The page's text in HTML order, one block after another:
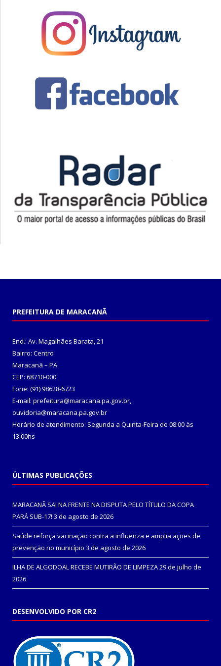
PREFEITURA DE MARACANÃ
End.: Av. Magalhães Barata, 21
Bairro: Centro
Maracanã – PA
CEP: 68710-000
Fone: (91) 98628-6723
E-mail: prefeitura@maracana.pa.gov.br,
ouvidoria@maracana.pa.gov.br
Horário de atendimento: Segunda a Quinta-Feira de 08:00 às
13:00hs
ÚLTIMAS PUBLICAÇÕES
MARACANÃ SAI NA FRENTE NA DISPUTA PELO TÍTULO DA COPA
PARÁ SUB-17! 3 de agosto de 2026
Saúde reforça vacinação contra a influenza e amplia ações de
prevenção no município 3 de agosto de 2026
ILHA DE ALGODOAL RECEBE MUTIRÃO DE LIMPEZA29 de julho de
2026
DESENVOLVIDO POR CR2